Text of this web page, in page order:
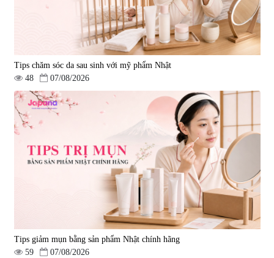
Tips chăm sóc da sau sinh với mỹ phẩm Nhật
48
07/08/2026
Tips giảm mụn bằng sản phẩm Nhật chính hãng
59
07/08/2026